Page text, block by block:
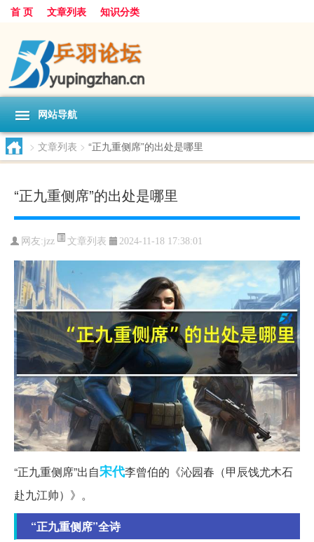
首 页 文章列表 知识分类
网站导航
> 文章列表 > “正九重侧席”的出处是哪里
“正九重侧席”的出处是哪里
网友:jzz 文章列表 2024-11-18 17:38:01
“正九重侧席”出自宋代李曾伯的《沁园春（甲辰饯尤木石
赴九江帅）》。
“正九重侧席”全诗